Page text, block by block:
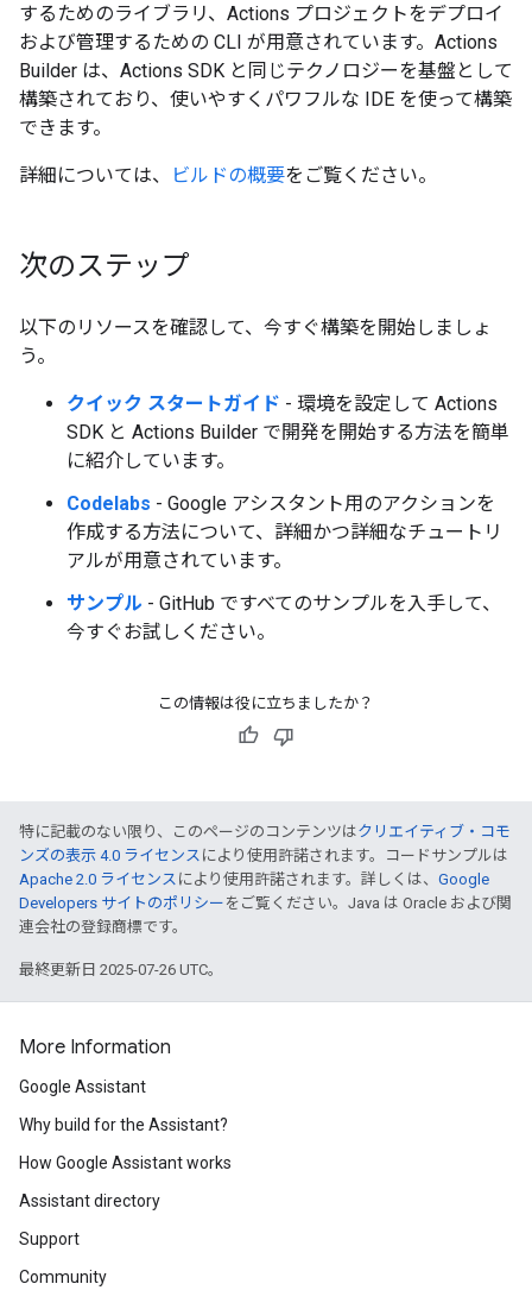
するためのライブラリ、Actions プロジェクトをデプロイ
および管理するための CLI が用意されています。Actions
Builder は、Actions SDK と同じテクノロジーを基盤として
構築されており、使いやすくパワフルな IDE を使って構築
できます。
詳細については、 ビルドの概要をご覧ください。
次のステップ
以下のリソースを確認して、今すぐ構築を開始しましょ
う。
クイック スタートガイド - 環境を設定して Actions
SDK と Actions Builder で開発を開始する方法を簡単
に紹介しています。
Codelabs - Google アシスタント用のアクションを
作成する方法について、詳細かつ詳細なチュートリ
アルが用意されています。
サンプル - GitHub ですべてのサンプルを入手して、
今すぐお試しください。
この情報は役に立ちましたか？
特に記載のない限り、このページのコンテンツはクリエイティブ・コモ
ンズの表示 4.0 ライセンス により使用許諾されます。コードサンプルは
Apache 2.0 ライセンス により使用許諾されます。詳しくは、 Google
Developers サイトのポリシー をご覧ください。Java は Oracle および関
連会社の登録商標です。
最終更新日 2025-07-26 UTC。
More Information
Google Assistant
Why build for the Assistant?
How Google Assistant works
Assistant directory
Support
Community